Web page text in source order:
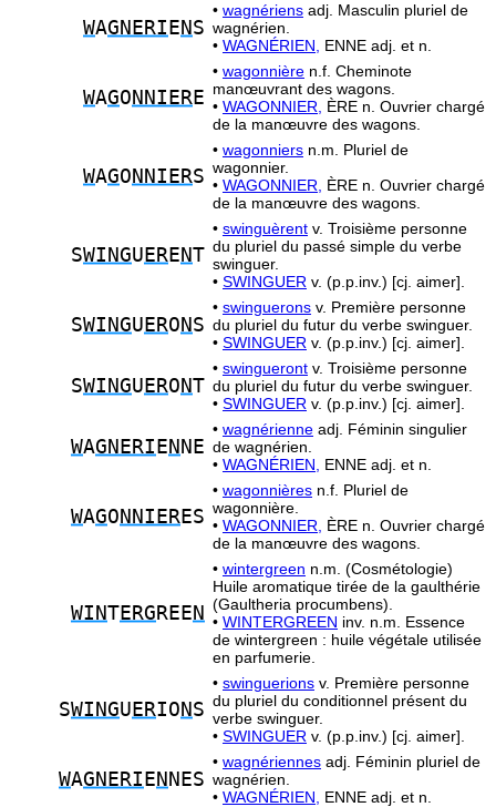
WAGNERI E N S
• wagnériens adj. Masculin pluriel de
wagnérien.
• WAGNÉRIEN, ENNE adj. et n.
WAGO NNIERE
• wagonnière n.f. Cheminote
manœuvrant des wagons.
• WAGONNIER,
ÈRE n. Ouvrier chargé
de la manœuvre des wagons.
WAGO NNIERS
• wagonniers n.m. Pluriel de
wagonnier.
• WAGONNIER,
ÈRE n. Ouvrier chargé
de la manœuvre des wagons.
SWINGU ERE NT
• swinguèrent v. Troisième personne
du pluriel du passé simple du verbe
swinguer.
• SWINGUER v. (p.p.inv.) [cj. aimer].
SWINGU ERO N S
• swinguerons v. Première personne
du pluriel du futur du verbe swinguer.
• SWINGUER v. (p.p.inv.) [cj. aimer].
SWINGU ERO NT
• swingueront v. Troisième personne
du pluriel du futur du verbe swinguer.
• SWINGUER v. (p.p.inv.) [cj. aimer].
WAGNERI E N NE
• wagnérienne adj. Féminin singulier
de wagnérien.
• WAGNÉRIEN, ENNE adj. et n.
WAGO NNIERES
• wagonnières n.f. Pluriel de
wagonnière.
• WAGONNIER,
ÈRE n. Ouvrier chargé
de la manœuvre des wagons.
WINTERG REE N
• wintergreen n.m. (Cosmétologie)
Huile aromatique tirée de la gaulthérie
(Gaultheria procumbens).
• WINTERGREEN inv. n.m. Essence
de wintergreen : huile végétale utilisée
en parfumerie.
SWINGU ERIO N S
• swinguerions v. Première personne
du pluriel du conditionnel présent du
verbe swinguer.
• SWINGUER v. (p.p.inv.) [cj. aimer].
WAGNERI E N NES
• wagnériennes adj. Féminin pluriel de
wagnérien.
• WAGNÉRIEN, ENNE adj. et n.